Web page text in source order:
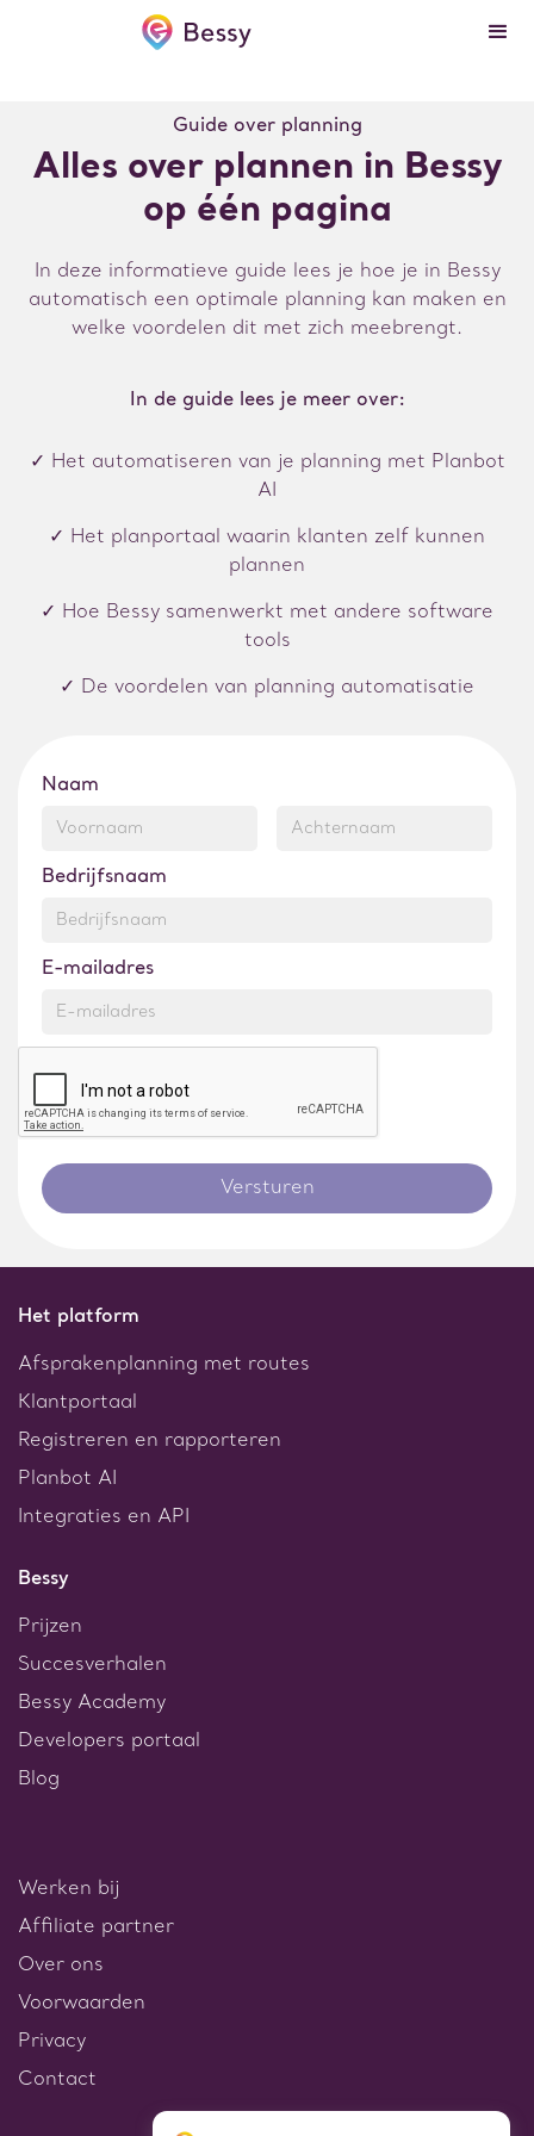
Guide over planning
Alles over plannen in Bessy
op één pagina
In deze informatieve guide lees je hoe je in Bessy
automatisch een optimale planning kan maken en
welke voordelen dit met zich meebrengt.
In de guide lees je meer over:
✓ Het automatiseren van je planning met Planbot
AI
✓ Het planportaal waarin klanten zelf kunnen
plannen
✓ Hoe Bessy samenwerkt met andere software
tools
✓ De voordelen van planning automatisatie
Naam
Bedrijfsnaam
E-mailadres
Het platform
Afsprakenplanning met routes
Klantportaal
Registreren en rapporteren
Planbot AI
Integraties en API
Bessy
Prijzen
Succesverhalen
Bessy Academy
Developers portaal
Blog
Werken bij
Affiliate partner
Over ons
Voorwaarden
Privacy
Contact